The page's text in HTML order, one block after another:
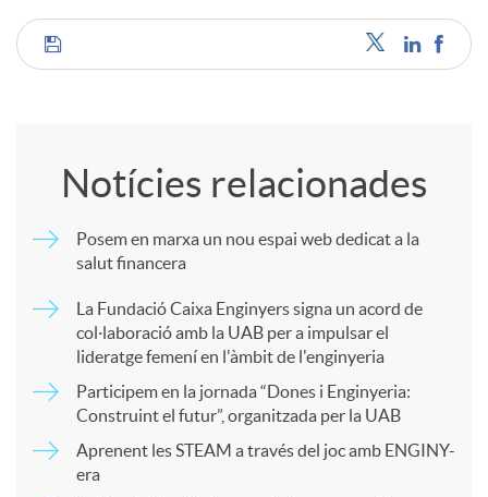
C
Notícies relacionades
Posem en marxa un nou espai web dedicat a la
salut financera
La Fundació Caixa Enginyers signa un acord de
col·laboració amb la UAB per a impulsar el
lideratge femení en l'àmbit de l'enginyeria
Participem en la jornada “Dones i Enginyeria:
Construint el futur”, organitzada per la UAB
Aprenent les STEAM a través del joc amb ENGINY-
era